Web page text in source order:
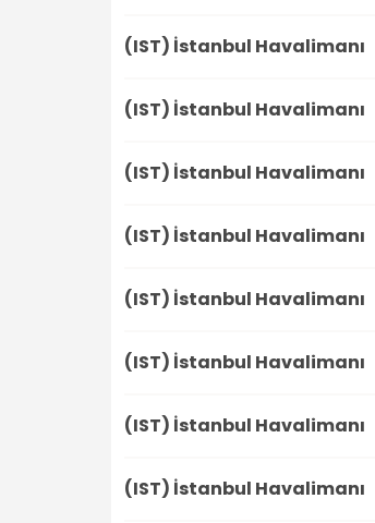
(IST) İstanbul Havalimanı
(IST) İstanbul Havalimanı
(IST) İstanbul Havalimanı
(IST) İstanbul Havalimanı
(IST) İstanbul Havalimanı
(IST) İstanbul Havalimanı
(IST) İstanbul Havalimanı
(IST) İstanbul Havalimanı